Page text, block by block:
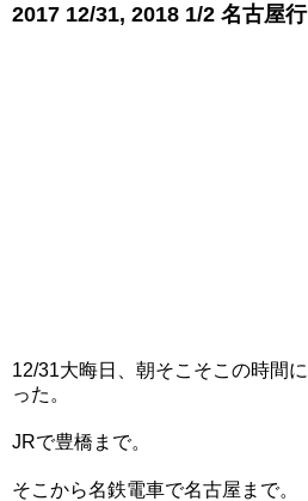
2017 12/31, 2018 1/2 名古屋
12/31大晦日、朝そこそこの時間
った。
JRで豊橋まで。
そこから名鉄電車で名古屋まで。